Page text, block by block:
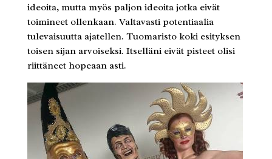
ideoita, mutta myös paljon ideoita jotka eivät
toimineet ollenkaan. Valtavasti potentiaalia
tulevaisuutta ajatellen. Tuomaristo koki esityksen
toisen sijan arvoiseksi. Itselläni eivät pisteet olisi
riittäneet hopeaan asti.